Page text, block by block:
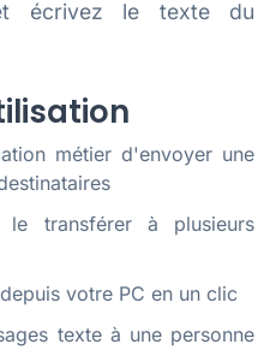
écrivez le texte du
métier d'envoyer une
transférer à plusieurs
votre PC en un clic
texte à une personne